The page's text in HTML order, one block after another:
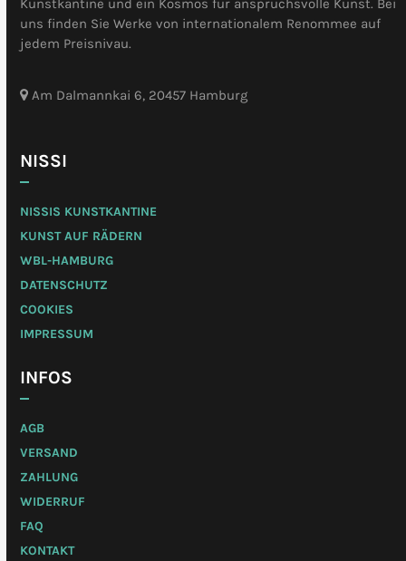
Kunstkantine und ein Kosmos für anspruchsvolle Kunst. Bei
uns finden Sie Werke von internationalem Renommee auf
jedem Preisnivau.
Am Dalmannkai 6, 20457 Hamburg
NISSI
NISSIS KUNSTKANTINE
KUNST AUF RÄDERN
WBL-HAMBURG
DATENSCHUTZ
COOKIES
IMPRESSUM
INFOS
AGB
VERSAND
ZAHLUNG
WIDERRUF
FAQ
KONTAKT